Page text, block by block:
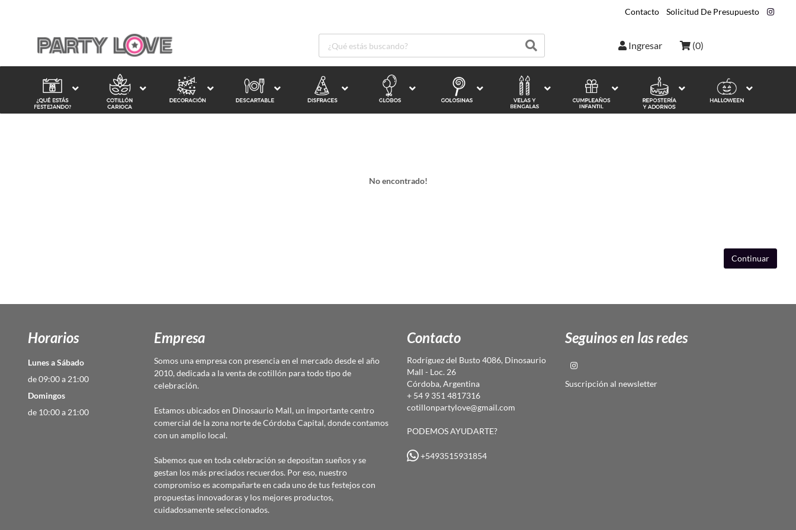
Contacto Solicitud De Presupuesto
Ingresar (0)
No encontrado!
Continuar
Horarios
Lunes a Sábado
de 09:00 a 21:00
Domingos
de 10:00 a 21:00
Empresa
Somos una empresa con presencia en el mercado desde el año
2010, dedicada a la venta de cotillón para todo tipo de
celebración.
Estamos ubicados en Dinosaurio Mall, un importante centro
comercial de la zona norte de Córdoba Capital, donde contamos
con un amplio local.
Sabemos que en toda celebración se depositan sueños y se
gestan los más preciados recuerdos. Por eso, nuestro
compromiso es acompañarte en cada uno de tus festejos con
propuestas innovadoras y los mejores productos,
cuidadosamente seleccionados.
Contacto
Rodríguez del Busto 4086, Dinosaurio
Mall - Loc. 26
Córdoba, Argentina
+ 54 9 351 4817316
cotillonpartylove@gmail.com
PODEMOS AYUDARTE?
+5493515931854
Seguinos en las redes
Suscripción al newsletter